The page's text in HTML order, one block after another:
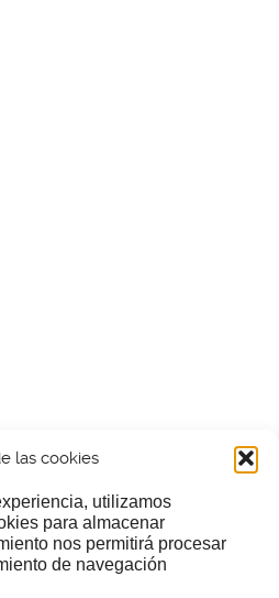
las cookies
utilizamos
para almacenar
nos permitirá procesar
de navegación